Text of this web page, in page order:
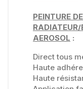
PEINTURE
RADIATEUR/
AEROSOL :
Direct tous
Haute
Haute